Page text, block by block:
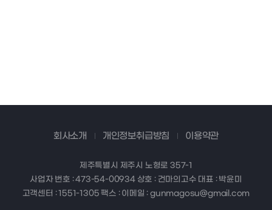
회사소개 개인정보취급방침 이용약관
제주특별시 제주시 노형로 357-1
사업자 번호 : 473-54-00934 상호 : 건마의고수 대표 : 박윤미
고객센터 : 1551-1305 팩스 : 이메일 : gunmagosu@gmail.com